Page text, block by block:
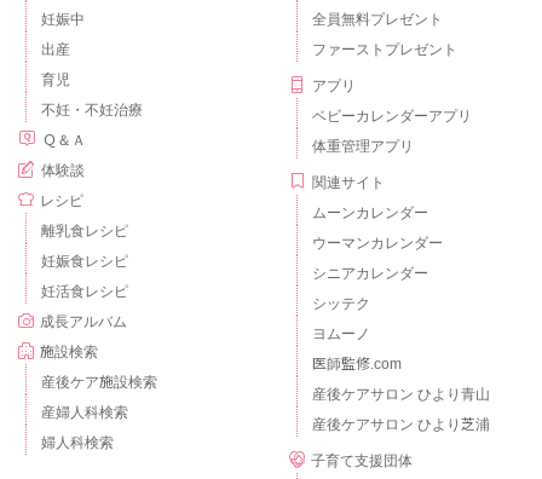
妊娠中
出産
育児
不妊・不妊治療
Ｑ＆Ａ
体験談
レシピ
離乳食レシピ
妊娠食レシピ
妊活食レシピ
成長アルバム
施設検索
産後ケア施設検索
産婦人科検索
婦人科検索
全員無料プレゼント
ファーストプレゼント
アプリ
ベビーカレンダーアプリ
体重管理アプリ
関連サイト
ムーンカレンダー
ウーマンカレンダー
シニアカレンダー
シッテク
ヨムーノ
医師監修.com
産後ケアサロン ひより青山
産後ケアサロン ひより芝浦
子育て支援団体